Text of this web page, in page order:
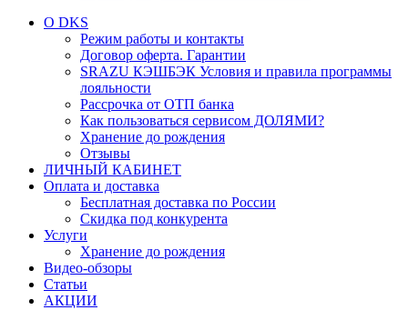
О DKS
Режим работы и контакты
Договор оферта. Гарантии
SRAZU КЭШБЭК Условия и правила программы
лояльности
Рассрочка от ОТП банка
Как пользоваться сервисом ДОЛЯМИ?
Хранение до рождения
Отзывы
ЛИЧНЫЙ КАБИНЕТ
Оплата и доставка
Бесплатная доставка по России
Скидка под конкурента
Услуги
Хранение до рождения
Видео-обзоры
Статьи
АКЦИИ